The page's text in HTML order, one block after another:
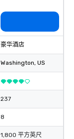
豪华酒店
Washington, US
237
8
1,800 平方英尺